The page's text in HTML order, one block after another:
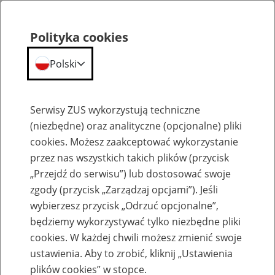
Emerytury
Baza zlikwidowanych lub
przekształconych zakładów pracy
Polityka cookies
Polski
Serwisy ZUS wykorzystują techniczne
(niezbędne) oraz analityczne (opcjonalne) pliki
cookies. Możesz zaakceptować wykorzystanie
przez nas wszystkich takich plików (przycisk
„Przejdź do serwisu”) lub dostosować swoje
zgody (przycisk „Zarządzaj opcjami”). Jeśli
wybierzesz przycisk „Odrzuć opcjonalne”,
będziemy wykorzystywać tylko niezbędne pliki
cookies. W każdej chwili możesz zmienić swoje
ustawienia. Aby to zrobić, kliknij „Ustawienia
plików cookies” w stopce.